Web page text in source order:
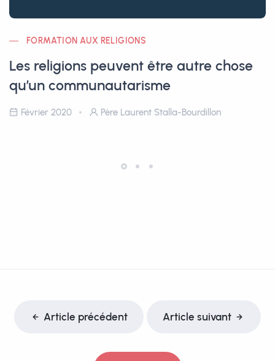
FORMATION AUX RELIGIONS
Les religions peuvent être autre chose
qu’un communautarisme
Février 2020 Père Laurent Stalla-Bourdillon
Article précédent Article suivant